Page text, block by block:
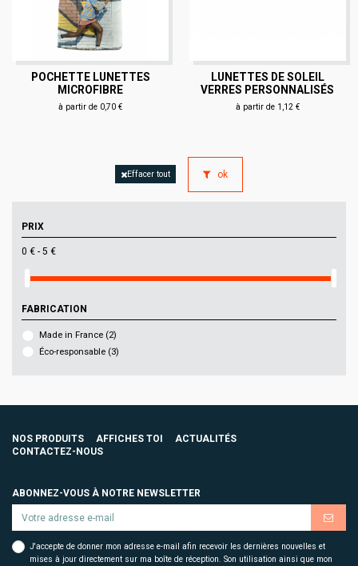
POCHETTE LUNETTES
MICROFIBRE
à partir de 0,70 €
LUNETTES DE SOLEIL
VERRES PERSONNALISÉS
à partir de 1,12 €
Effacer tout ok
PRIX
0 € - 5 €
FABRICATION
Made in France (2)
Éco-responsable (3)
NOS PRODUITS AFFICHES TOI
ACTUALITÉS
CONTACTEZ-NOUS
ABONNEZ-VOUS À NOTRE NEWSLETTER
J'accepte de donner mon adresse e-mail afin recevoir les dernières nouvelles et
mises à jour directement sur ma boîte de réception. Son utilisation ainsi que mon